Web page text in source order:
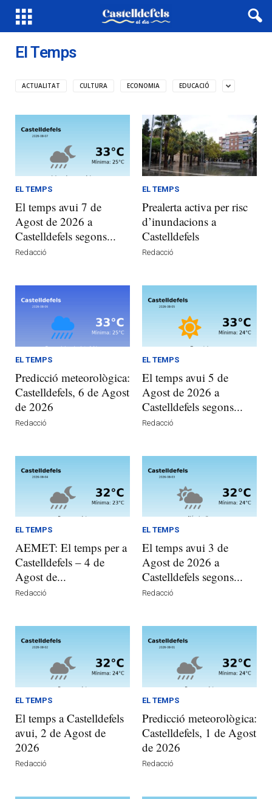
El Temps
ACTUALITAT CULTURA ECONOMIA EDUCACIÓ
EL TEMPS
El temps avui 7 de
Agost de 2026 a
Castelldefels segons...
Redacció
EL TEMPS
Prealerta activa per risc
d’inundacions a
Castelldefels
Redacció
EL TEMPS
Predicció meteorològica:
Castelldefels, 6 de Agost
de 2026
Redacció
EL TEMPS
El temps avui 5 de
Agost de 2026 a
Castelldefels segons...
Redacció
EL TEMPS
AEMET: El temps per a
Castelldefels – 4 de
Agost de...
Redacció
EL TEMPS
El temps avui 3 de
Agost de 2026 a
Castelldefels segons...
Redacció
EL TEMPS
El temps a Castelldefels
avui, 2 de Agost de
2026
Redacció
EL TEMPS
Predicció meteorològica:
Castelldefels, 1 de Agost
de 2026
Redacció